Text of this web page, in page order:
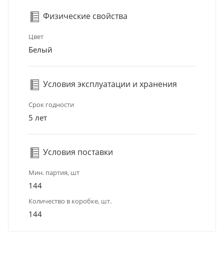
Физические свойства
Цвет
Белый
Условия эксплуатации и хранения
Срок годности
5 лет
Условия поставки
Мин. партия, шт
144
Количество в коробке, шт.
144